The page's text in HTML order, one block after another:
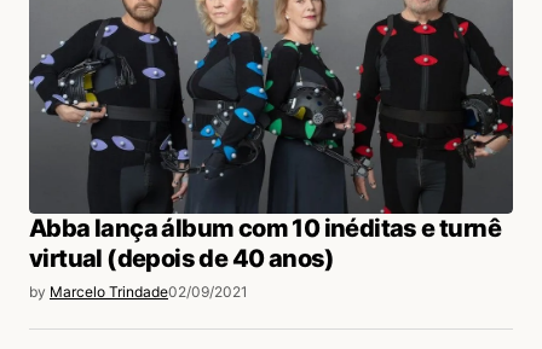
Abba lança álbum com 10 inéditas e turnê
virtual (depois de 40 anos)
by Marcelo Trindade02/09/2021